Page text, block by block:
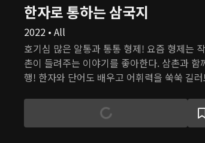
한자로 통하는 삼국지
2022 • All
호기심 많은 알통과 통통 형제! 요즘 형제는
촌이 들려주는 이야기를 좋아한다. 삼촌과
행! 한자와 단어도 배우고 어휘력을 쑥쑥 길